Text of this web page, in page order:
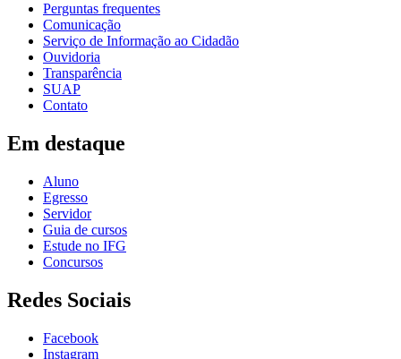
Perguntas frequentes
Comunicação
Serviço de Informação ao Cidadão
Ouvidoria
Transparência
SUAP
Contato
Em destaque
Aluno
Egresso
Servidor
Guia de cursos
Estude no IFG
Concursos
Redes Sociais
Facebook
Instagram